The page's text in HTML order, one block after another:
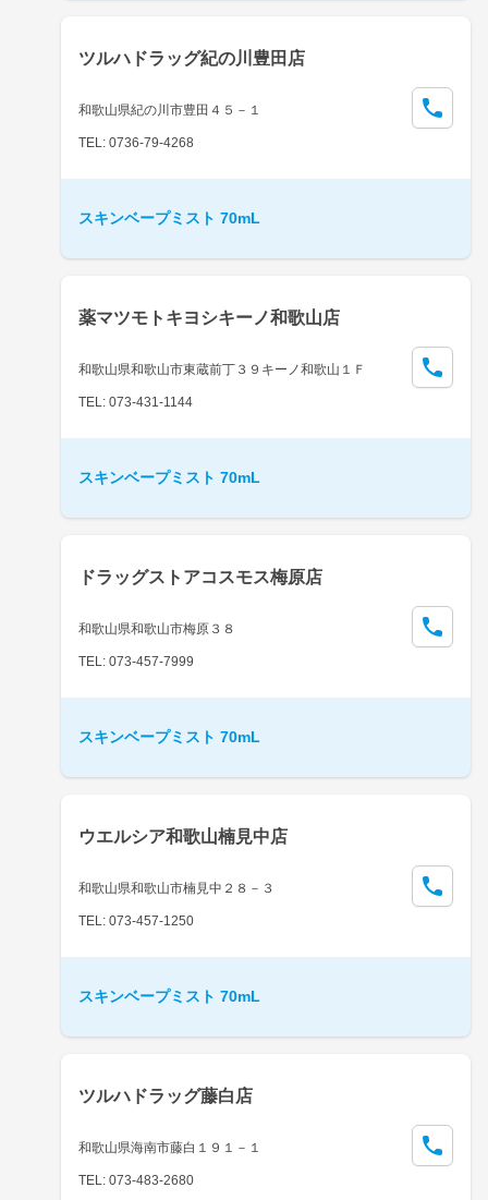
ツルハドラッグ紀の川豊田店
和歌山県紀の川市豊田４５－１
TEL: 0736-79-4268
スキンベープミスト 70mL
薬マツモトキヨシキーノ和歌山店
和歌山県和歌山市東蔵前丁３９キーノ和歌山１Ｆ
TEL: 073-431-1144
スキンベープミスト 70mL
ドラッグストアコスモス梅原店
和歌山県和歌山市梅原３８
TEL: 073-457-7999
スキンベープミスト 70mL
ウエルシア和歌山楠見中店
和歌山県和歌山市楠見中２８－３
TEL: 073-457-1250
スキンベープミスト 70mL
ツルハドラッグ藤白店
和歌山県海南市藤白１９１－１
TEL: 073-483-2680